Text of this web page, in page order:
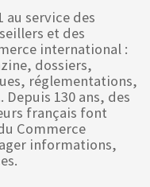
au service des
et des
international :
dossiers,
réglementations,
130 ans, des
français font
Commerce
informations,